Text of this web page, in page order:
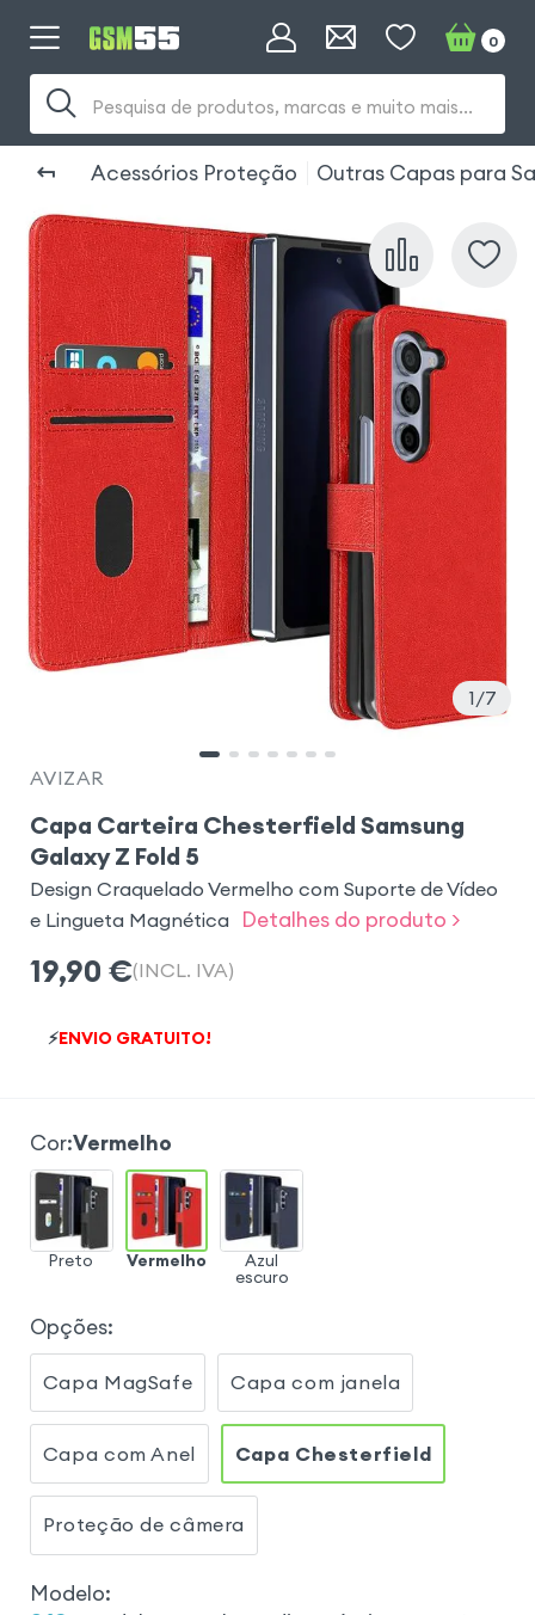
Pesquisa de produtos, marcas e muito mais...
0
Acessórios Proteção Outras Capas para
1 7
AVIZAR
Capa Carteira Chesterfield Samsung
Galaxy Z Fold 5
Design Craquelado Vermelho com Suporte de Vídeo
e Lingueta Magnética
Detalhes do produto >
19,90 €(INCL. IVA)
⚡ENVIO GRATUITO!
Cor:Vermelho
Preto Vermelho Azul
escuro
Opções:
Capa MagSafe Capa com janela
Capa com Anel Capa Chesterfield
Proteção de câmera
Modelo: